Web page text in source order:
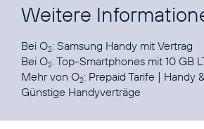
Weitere
Bei O2: Samsung Handy mit Vertrag
Bei O2:Top-Smartphones mit 10 GB
Mehr von O2: Prepaid Tarife | Handy
Günstige Handyverträge